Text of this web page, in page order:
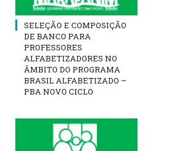
SELEÇÃO E COMPOSIÇÃO
DE BANCO PARA
PROFESSORES
ALFABETIZADORES NO
ÂMBITO DO PROGRAMA
BRASIL ALFABETIZADO –
PBA NOVO CICLO